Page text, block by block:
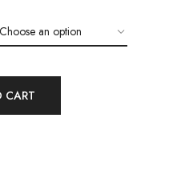
CART